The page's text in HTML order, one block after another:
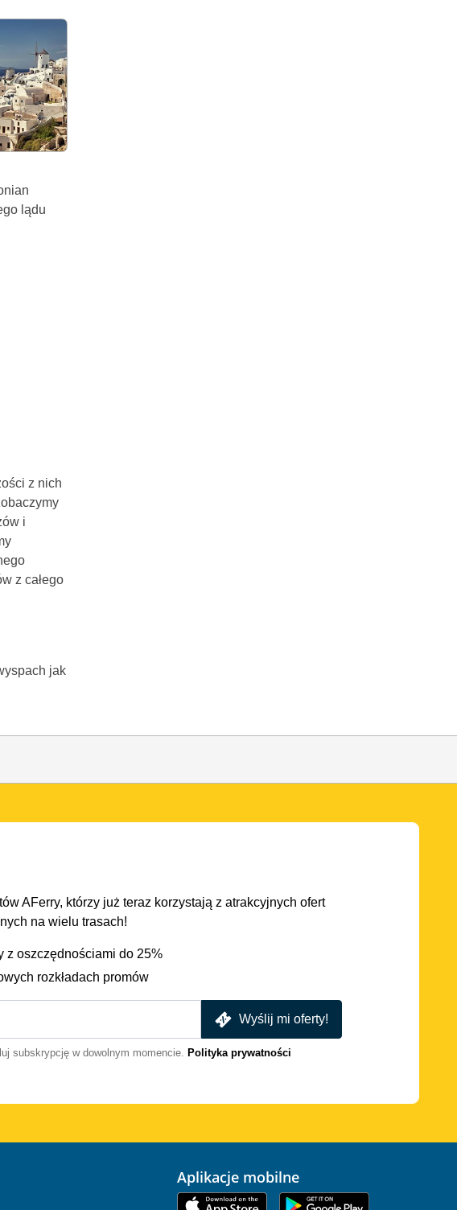
lądu
z nich
i
z całego
jak
AFerry, którzy już teraz korzystają z atrakcyjnych ofert
na wielu trasach!
z oszczędnościami do 25%
rozkładach promów
Wyślij mi oferty!
subskrypcję w dowolnym momencie. Polityka prywatności
Aplikacje mobilne